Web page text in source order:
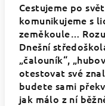
Cestujeme po
komunikujeme s
zeměkoule…
Dnešní
„čalouník“,
otestovat své
budete sami
jak málo z ní